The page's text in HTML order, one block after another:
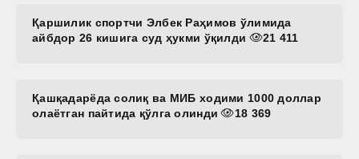
Қаршилик спортчи Элбек Раҳимов ўлимида
айбдор 26 кишига суд ҳукми ўқилди
21 411
Қашқадарёда солиқ ва МИБ ходими 1000 доллар
олаётган пайтида қўлга олинди
18 369